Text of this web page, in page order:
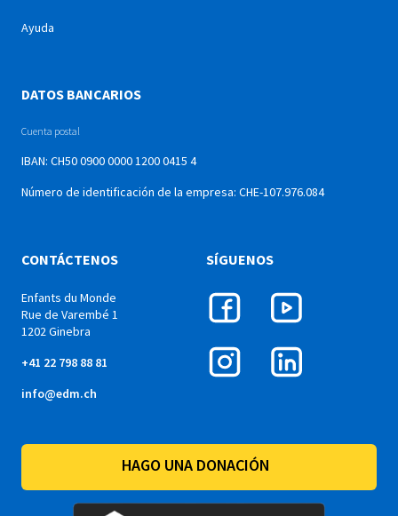
Ayuda
CONTÁCTENOS
Enfants du Monde
Rue de Varembé 1
1202 Ginebra
+41 22 798 88 81
info@edm.ch
DATOS BANCARIOS
Cuenta postal
IBAN: CH50 0900 0000 1200 0415 4
Número de identificación de la empresa: CHE-107.976.084
SÍGUENOS
HAGO UNA DONACIÓN